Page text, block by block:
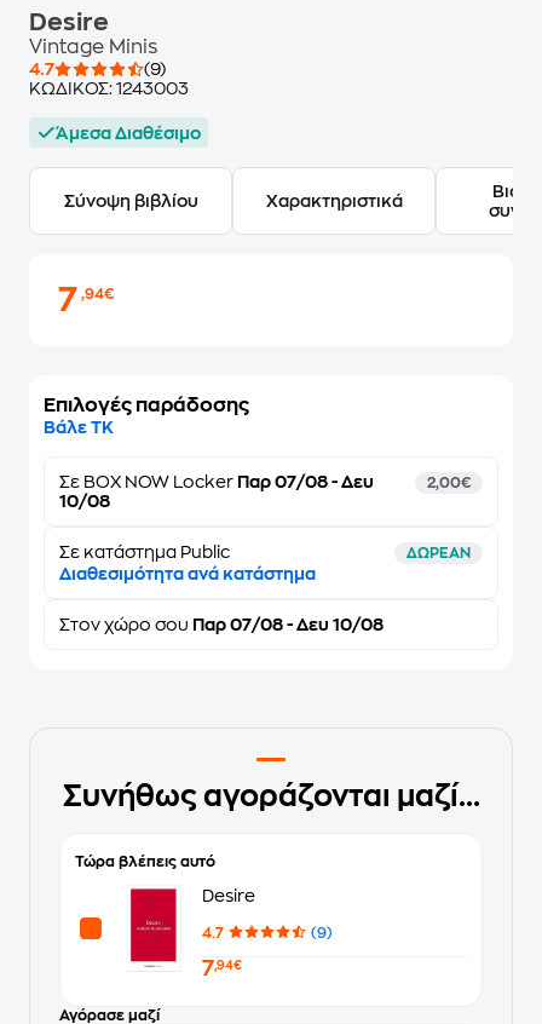
Desire
Vintage Minis
4.7
(9)
ΚΩΔΙΚΟΣ: 1243003
Άμεσα Διαθέσιμο
Σύνοψη βιβλίου Χαρακτηριστικά
7,94€
Επιλογές παράδοσης
Βάλε ΤΚ
Σε BOX NOW Locker Παρ 07/08 - Δευ
10/08
2,00€
Σε κατάστημα Public ΔΩΡΕΑΝ
Διαθεσιμότητα ανά κατάστημα
Στον χώρο σου Παρ 07/08 - Δευ 10/08
Συνήθως αγοράζονται μαζί...
Τώρα βλέπεις αυτό
Desire
4.7 (9)
7,94€
Αγόρασε μαζί